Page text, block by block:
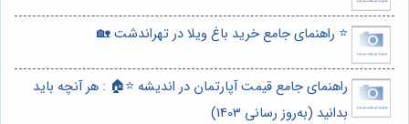
⭐️ راهنمای جامع خرید باغ ویلا در تهراندشت 🏡
راهنمای جامع قیمت آپارتمان در اندیشه ⭐️🏠 : هر آنچه باید
بدانید (به‌روز رسانی 1403)